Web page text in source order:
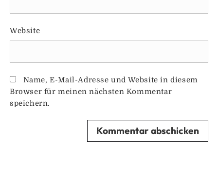
Website
Name, E-Mail-Adresse und Website in diesem
Browser für meinen nächsten Kommentar
speichern.